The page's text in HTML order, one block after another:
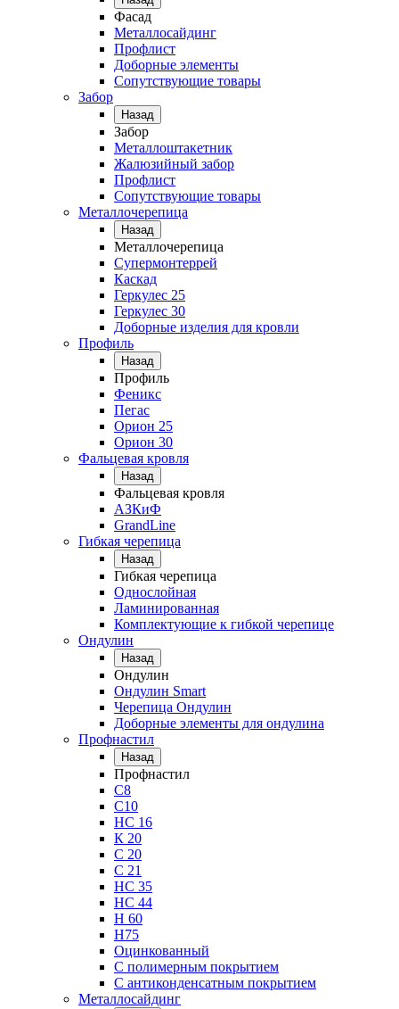
Фасад
Металлосайдинг
Профлист
Доборные элементы
Сопутствующие товары
Забор
Назад
Забор
Металлоштакетник
Жалюзийный забор
Профлист
Сопутствующие товары
Металлочерепица
Назад
Металлочерепица
Супермонтеррей
Каскад
Геркулес 25
Геркулес 30
Доборные изделия для кровли
Профиль
Назад
Профиль
Феникс
Пегас
Орион 25
Орион 30
Фальцевая кровля
Назад
Фальцевая кровля
АЗКиФ
GrandLine
Гибкая черепица
Назад
Гибкая черепица
Однослойная
Ламинированная
Комплектующие к гибкой черепице
Ондулин
Назад
Ондулин
Ондулин Smart
Черепица Ондулин
Доборные элементы для ондулина
Профнастил
Назад
Профнастил
С8
С10
НС 16
К 20
С 20
С 21
НС 35
НС 44
Н 60
Н75
Оцинкованный
С полимерным покрытием
С антиконденсатным покрытием
Металлосайдинг